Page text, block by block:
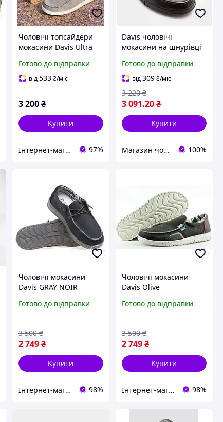
Чоловічі топсайдери
мокасини Davis Ultra
Готово до відправки
від533 ₴/міс
3 200 ₴
Купити
Інтернет-магазин «Step Master» 97%
Davis чоловічі
мокасини на шнурівці
Готово до відправки
від309₴/міс
3 091.20₴
3 220 ₴
Купити
Магазин чоловічого взуття Bims.shoes 100%
Чоловічі мокасини
Davis GRAY NOIR
Готово до відправки
2 749 ₴
3 500 ₴
Купити
Інтернет-магазин "Streetmoda" 98%
Чоловічі мокасини
Davis Olive
Готово до відправки
2 749₴
3 500 ₴
Купити
Інтернет-магазин "Streetmoda" 98%